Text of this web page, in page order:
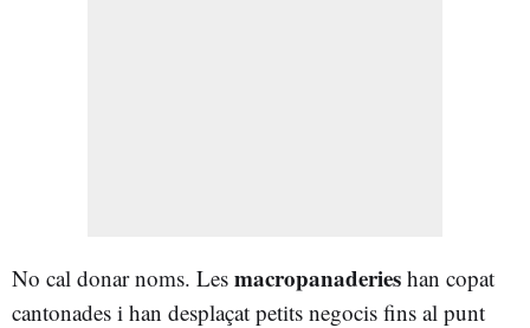
No cal donar noms. Les macropanaderies han copat
cantonades i han desplaçat petits negocis fins al punt